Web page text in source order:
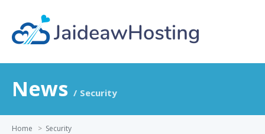
News Security
Home > Security